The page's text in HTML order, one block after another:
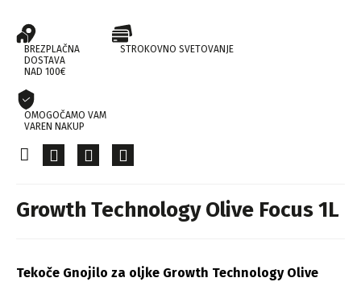
BREZPLAČNA
DOSTAVA
NAD 100€
STROKOVNO SVETOVANJE
OMOGOČAMO VAM
VAREN NAKUP
Growth Technology Olive Focus 1L
Tekoče Gnojilo za oljke Growth Technology Olive